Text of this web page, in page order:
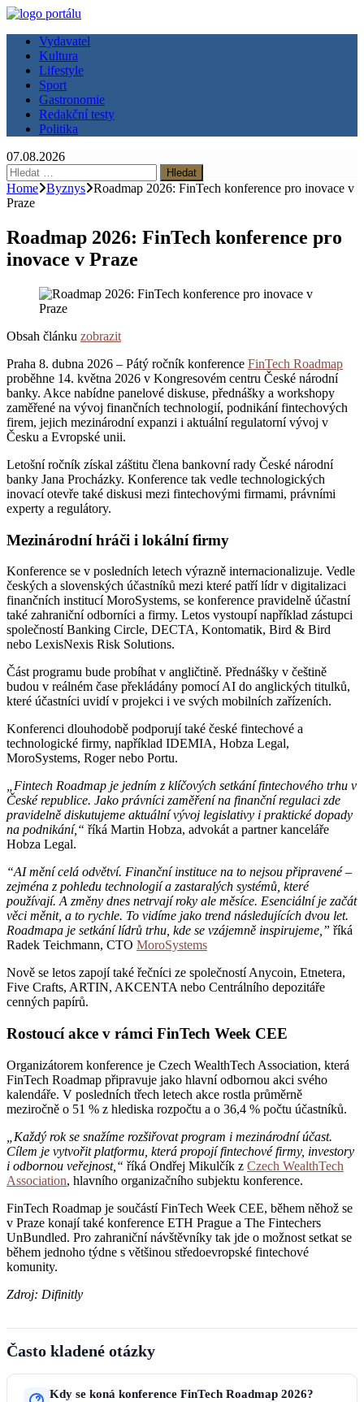
Vydavatel
Kultura
Lifestyle
Sport
Gastronomie
Redakční testy
Politika
07.08.2026
Vyhledávání
Home Byznys Roadmap 2026: FinTech konference pro inovace v
Praze
Roadmap 2026: FinTech konference pro
inovace v Praze
Obsah článku zobrazit
Praha 8. dubna 2026 – Pátý ročník konference FinTech Roadmap
proběhne 14. května 2026 v Kongresovém centru České národní
banky. Akce nabídne panelové diskuse, přednášky a workshopy
zaměřené na vývoj finančních technologií, podnikání fintechových
firem, jejich mezinárodní expanzi i aktuální regulatorní vývoj v
Česku a Evropské unii.
Letošní ročník získal záštitu člena bankovní rady České národní
banky Jana Procházky. Konference tak vedle technologických
inovací otevře také diskusi mezi fintechovými firmami, právními
experty a regulátory.
Mezinárodní hráči i lokální firmy
Konference se v posledních letech výrazně internacionalizuje. Vedle
českých a slovenských účastníků mezi které patří lídr v digitalizaci
finančních institucí MoroSystems, se konference pravidelně účastní
také zahraniční odborníci a firmy. Letos vystoupí například zástupci
společností Banking Circle, DECTA, Kontomatik, Bird & Bird
nebo LexisNexis Risk Solutions.
Část programu bude probíhat v angličtině. Přednášky v češtině
budou v reálném čase překládány pomocí AI do anglických titulků,
které účastníci uvidí v projekci i ve svých mobilních zařízeních.
Konferenci dlouhodobě podporují také české fintechové a
technologické firmy, například IDEMIA, Hobza Legal,
MoroSystems, Roger nebo Portu.
„Fintech Roadmap je jedním z klíčových setkání fintechového trhu v
České republice. Jako právníci zaměření na finanční regulaci zde
pravidelně diskutujeme aktuální vývoj legislativy i praktické dopady
na podnikání,“ říká Martin Hobza, advokát a partner kanceláře
Hobza Legal.
“AI mění celá odvětví. Finanční instituce na to nejsou připravené –
zejména z pohledu technologií a zastaralých systémů, které
používají. A změny dnes netrvají roky ale měsíce. Esenciální je začát
věci měnit, a to rychle. To vidíme jako trend následujících dvou let.
Roadmapa je setkání lídrů trhu, kde se vzájemně inspirujeme,” říká
Radek Teichmann, CTO MoroSystems
Nově se letos zapojí také řečníci ze společností Anycoin, Etnetera,
Five Crafts, ARTIN, AKCENTA nebo Centrálního depozitáře
cenných papírů.
Rostoucí akce v rámci FinTech Week CEE
Organizátorem konference je Czech WealthTech Association, která
FinTech Roadmap připravuje jako hlavní odbornou akci svého
kalendáře. V posledních třech letech akce rostla průměrně
meziročně o 51 % z hlediska rozpočtu a o 36,4 % počtu účastníků.
„Každý rok se snažíme rozšiřovat program i mezinárodní účast.
Cílem je vytvořit platformu, která propojí fintechové firmy, investory
i odbornou veřejnost,“ říká Ondřej Mikulčík z Czech WealthTech
Association, hlavního organizačního subjektu konference.
FinTech Roadmap je součástí FinTech Week CEE, během něhož se
v Praze konají také konference ETH Prague a The Fintechers
UnBundled. Pro zahraniční návštěvníky tak jde o možnost setkat se
během jednoho týdne s většinou středoevropské fintechové
komunity.
Zdroj: Difinitly
Často kladené otázky
Kdy se koná konference FinTech Roadmap 2026?